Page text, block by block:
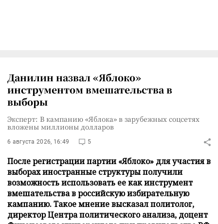
Данилин назвал «Яблоко»
инструментом вмешательства в
выборы
Эксперт: В кампанию «Яблока» в зарубежных соцсетях
вложены миллионы долларов
6 августа 2026, 16:49 5
После регистрации партии «Яблоко» для участия в
выборах иностранные структуры получили
возможность использовать ее как инструмент
вмешательства в российскую избирательную
кампанию. Такое мнение высказал политолог,
директор Центра политического анализа, доцент